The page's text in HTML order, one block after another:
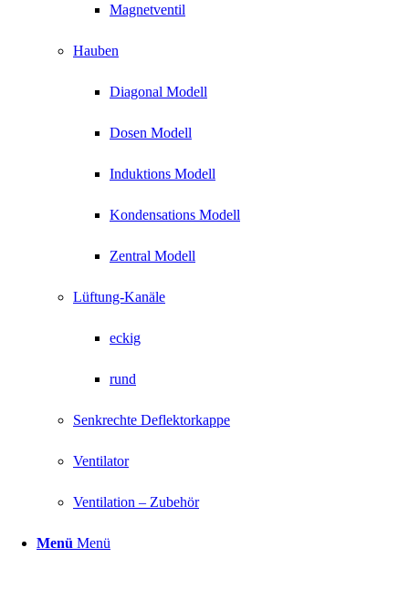
Magnetventil
Hauben
Diagonal Modell
Dosen Modell
Induktions Modell
Kondensations Modell
Zentral Modell
Lüftung-Kanäle
eckig
rund
Senkrechte Deflektorkappe
Ventilator
Ventilation – Zubehör
Menü Menü